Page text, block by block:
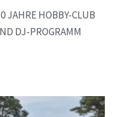
JAHRE HOBBY-CLUB
DJ-PROGRAMM